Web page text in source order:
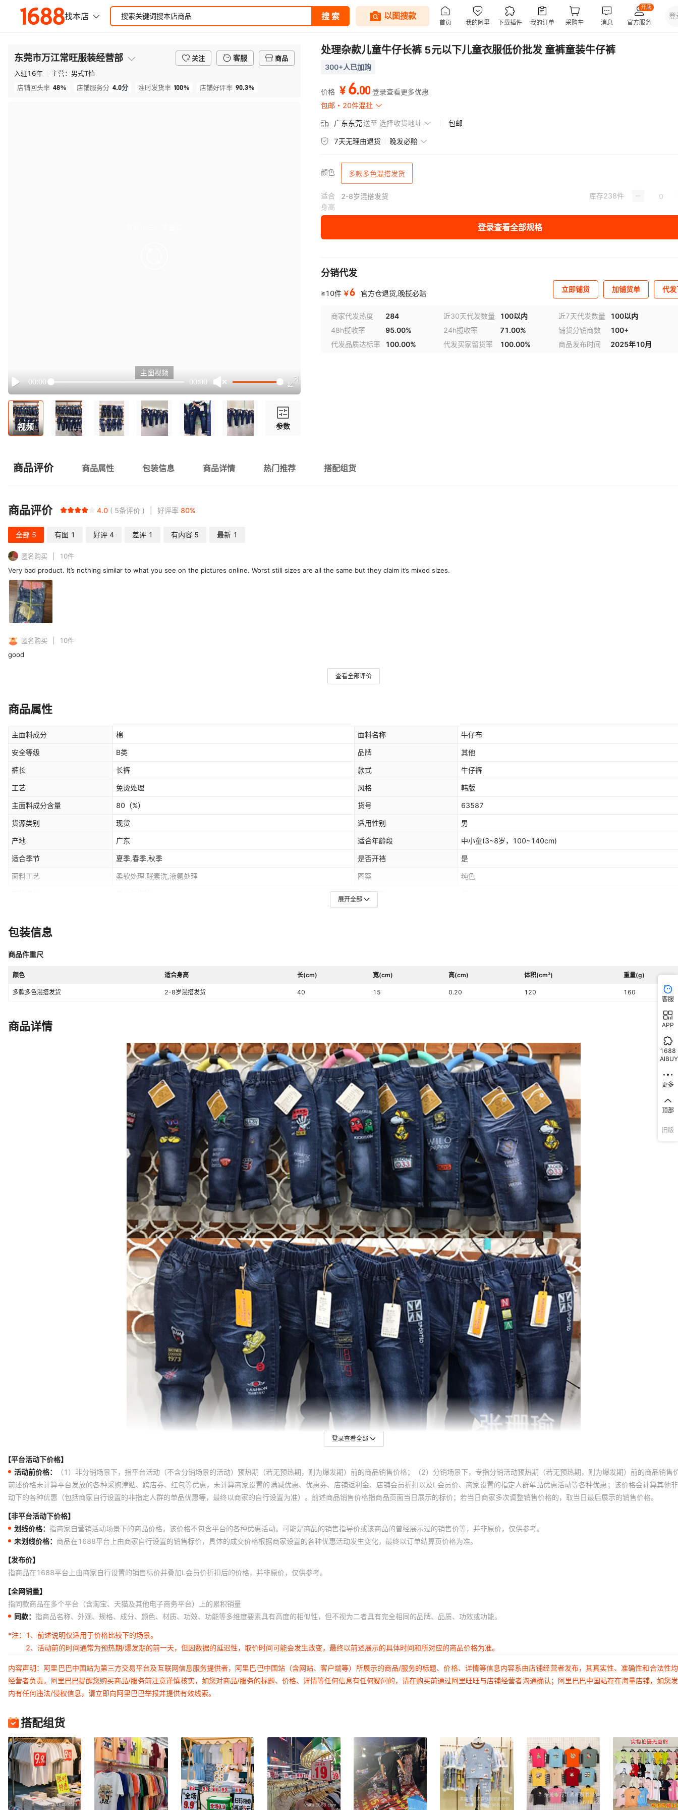
东莞市万江常旺服装经营部 关注 客服
商品
入驻16年 主营： 男式T恤
店铺回头率 48% 店铺服务分 4.0分 准时发货率 100% 店铺好评率 90.3%
Play
00:00 00:00
主图视频
视频 参数
处理杂款儿童牛仔长裤 5元以下儿童衣服低价批发 童裤童装牛仔裤
300+人已加购
价格 ¥ 6.00 登录查看更多优惠
包邮
20件混批
广东东莞送至 选择收货地址 包邮
7天无理由退货 晚发必赔
颜色 多款多色混搭发货
适合
身高
2-8岁混搭发货 库存238件
登录查看全部规格
分销代发
≥10件 ￥6 官方仓退货,晚揽必赔 立即铺货 加铺货单 代
商家代发热度 284 近30天代发数量 100以内 近7天代发数量
100以内
48h揽收率
95.00% 24h揽收率 71.00% 铺货分销商数
100+
代发品质达标率
100.00% 代发买家留货率 100.00% 商品发布时间 2025年10月
商品评价 商品属性 包装信息 商品详情 热门推荐 搭配组货
商品评价 4.0 5条评价 好评率 80%
全部 5 有图 1 好评 4 差评 1 有内容 5 最新 1
匿名购买 10件
Very bad product. It’s nothing similar to what you see on the pictures online. Worst still sizes are all the same but they claim it’s mixed sizes.
匿名购买 10件
good
查看全部评价
商品属性
主面料成分 棉 面料名称 牛仔布
安全等级 B类 品牌 其他
裤长 长裤 款式 牛仔裤
工艺 免烫处理 风格 韩版
主面料成分含量 80 （%） 货号 63587
货源类别 现货 适用性别 男
产地 广东 适合年龄段 中小童(3~8岁，100~140cm)
适合季节 夏季,春季,秋季 是否开裆 是
面料工艺 柔软处理,酵素洗,液氨处理 图案 纯色
是否库存
AQL抽检标准
展开全部
包装信息
商品件重尺
颜色 适合身高 长(cm) 宽(cm) 高(cm) 体积(cm³) 重量(g)
多款多色混搭发货 2-8岁混搭发货 40 15 0.20 120 160
商品详情
登录查看全部
【平台活动下价格】
活动前价格：
（1）非分销场景下，指平台活动（不含分销场景的活动）预热期（若无预热期，则为爆发期）前的商品销售价格；（2）分销场景下，专指分销活动预热期（若无预热期，则为爆发期）前的商品销售
前述价格未计算平台发放的各种采购津贴、跨店券、红包等优惠，未计算商家设置的满减优惠、优惠券、店铺返利金、店铺会员折扣以及L会员价、商家设置的指定人群单品优惠活动等各种优惠；该价格会计算其他
动下的各种优惠（包括商家自行设置的非指定人群的单品优惠等，最终以商家的自行设置为准）。前述商品销售价格指商品页面当日展示的标价；若当日商家多次调整销售价格的，取当日最后展示的销售价格。
【非平台活动下价格】
划线价格： 指商家自营销活动场景下的商品价格，该价格不包含平台的各种优惠活动。可能是商品的销售指导价或该商品的曾经展示过的销售价等，并非原价，仅供参考。
未划线价格： 商品在1688平台上由商家自行设置的销售标价，具体的成交价格根据商家设置的各种优惠活动发生变化，最终以订单结算页价格为准。
【发布价】
指商品在1688平台上由商家自行设置的销售标价并叠加L会员价折扣后的价格，并非原价，仅供参考。
【全网销量】
指同款商品在多个平台（含淘宝、天猫及其他电子商务平台）上的累积销量
同款： 指商品名称、外观、规格、成分、颜色、材质、功效、功能等多维度要素具有高度的相似性，但不视为二者具有完全相同的品牌、品质、功效或功能。
*注：
1、前述说明仅适用于价格比较下的场景。
2、活动前的时间通常为预热期/爆发期的前一天，但因数据的延迟性，取价时间可能会发生改变，最终以前述展示的具体时间和所对应的商品价格为准。
内容声明：阿里巴巴中国站为第三方交易平台及互联网信息服务提供者，阿里巴巴中国站（含网站、客户端等）所展示的商品/服务的标题、价格、详情等信息内容系由店铺经营者发布，其真实性、准确性和合法性
经营者负责。阿里巴巴提醒您购买商品/服务前注意谨慎核实，如您对商品/服务的标题、价格、详情等任何信息有任何疑问的，请在购买前通过阿里旺旺与店铺经营者沟通确认；阿里巴巴中国站存在海量店铺，如您
内有任何违法/侵权信息，请立即向阿里巴巴举报并提供有效线索。
搭配组货
客服
APP
1688
AIBUY
更多
顶部
旧版